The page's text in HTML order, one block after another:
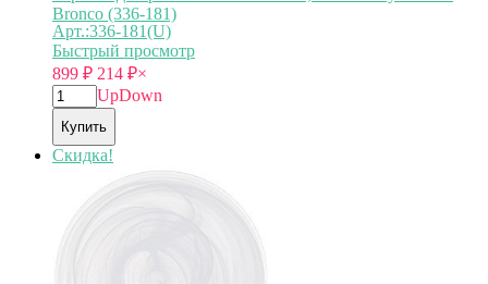
Bronco (336-181)
Арт.:336-181(U)
Быстрый просмотр
899 ₽ 214 ₽×
UpDown
Купить
Скидка!